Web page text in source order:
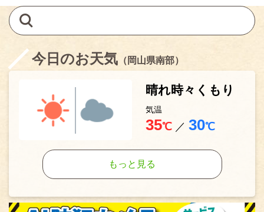
今日のお天気 （岡山県南部）
晴れ時々くもり
気温
35℃ ／ 30℃
もっと見る